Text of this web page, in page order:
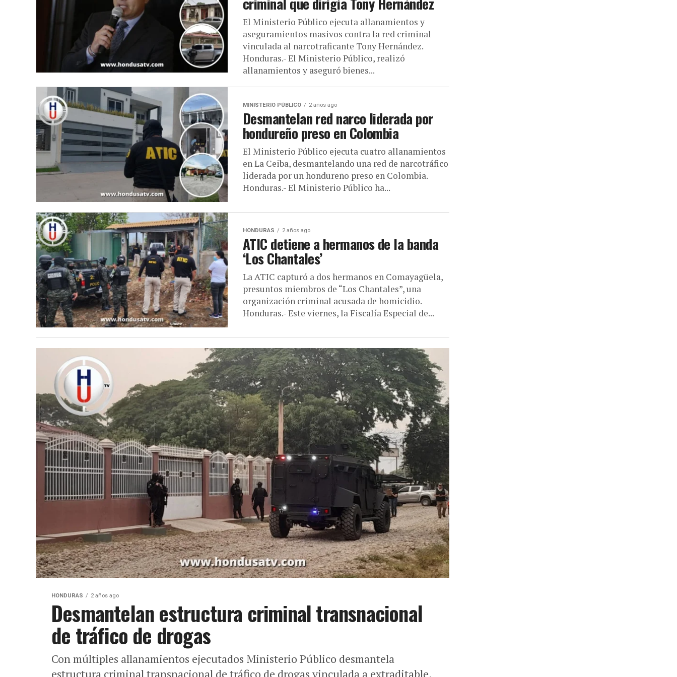
El Ministerio Público ejecuta allanamientos y
aseguramientos masivos contra la red criminal
vinculada al narcotraficante Tony Hernández.
Honduras.- El Ministerio Público, realizó
allanamientos y aseguró bienes...
MINISTERIO PÚBLICO 2 años ago
Desmantelan red narco liderada por
hondureño preso en Colombia
El Ministerio Público ejecuta cuatro allanamientos
en La Ceiba, desmantelando una red de narcotráfico
liderada por un hondureño preso en Colombia.
Honduras.- El Ministerio Público ha...
HONDURAS 2 años ago
ATIC detiene a hermanos de la banda
‘Los Chantales’
La ATIC capturó a dos hermanos en Comayagüela,
presuntos miembros de “Los Chantales”, una
organización criminal acusada de homicidio.
Honduras.- Este viernes, la Fiscalía Especial de...
HONDURAS 2 años ago
Desmantelan estructura criminal transnacional
de tráfico de drogas
Con múltiples allanamientos ejecutados Ministerio Público desmantela
estructura criminal transnacional de tráfico de drogas vinculada a extraditable.